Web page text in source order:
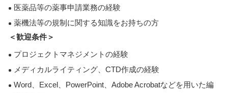
医薬品等の薬事申請業務の経験
薬機法等の規制に関する知識をお持ちの方
＜歓迎条件＞
プロジェクトマネジメントの経験
メディカルライティング、CTD作成の経験
Word、Excel、PowerPoint、Adobe Acrobatなどを用いた編